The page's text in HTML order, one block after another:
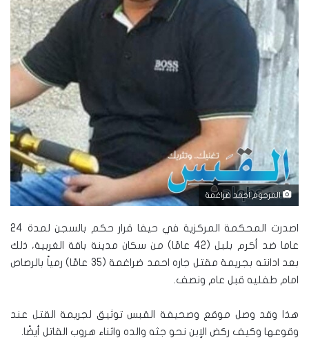
المرحوم احمد ضراغمة
اصدرت المحكمة المركزية في حيفا قرار حكم بالسجن لمدة 24
عاما ضد أكرم بلبل (42 عامًا) من سكان مدينة باقة الغربية، ذلك
بعد ادانته بجريمة مقتل جاره احمد ضراغمة (35 عامًا) رمياً بالرصاص
امام طفليه قبل عام ونصف.
هذا وقد وصل موقع وصحيفة القبس توثيق لجريمة القتل عند
وقوعها وكيف ركض الإبن نحو جثه والده واثناء هروب القاتل أيضًا.